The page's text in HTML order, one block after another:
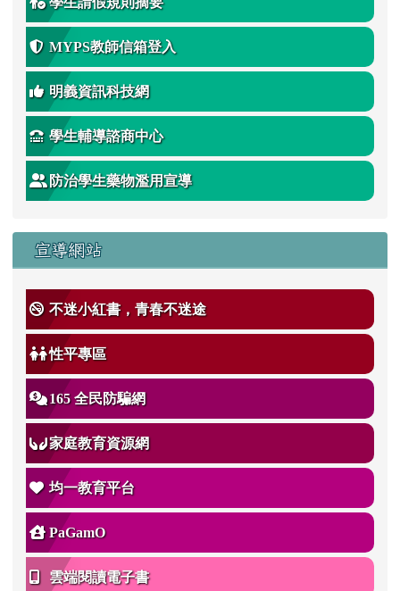
MYPS教師信箱登入
明義資訊科技網
學生輔導諮商中心
防治學生藥物濫用宣導
宣導網站
不迷小紅書，青春不迷途
性平專區
165 全民防騙網
家庭教育資源網
均一教育平台
PaGamO
雲端閱讀電子書